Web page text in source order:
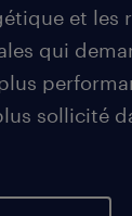
et les
qui
sollicité